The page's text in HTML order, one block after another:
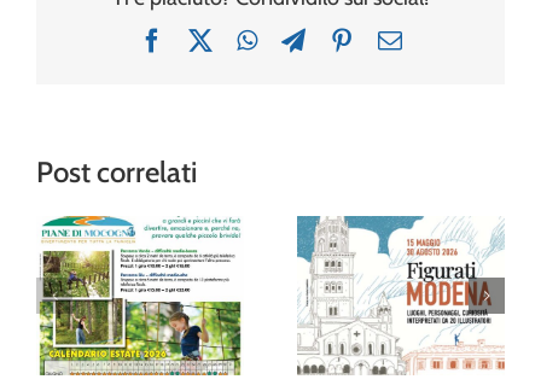
FacebookWhatsAppTelegramPinterest
Email
Post correlati
Avventura tra gli
alberi al Family
Park delle Piane
di Mocogno
“Figurati
Modena”: al
Museo della
Figurina una
mostra (e un
album!) per